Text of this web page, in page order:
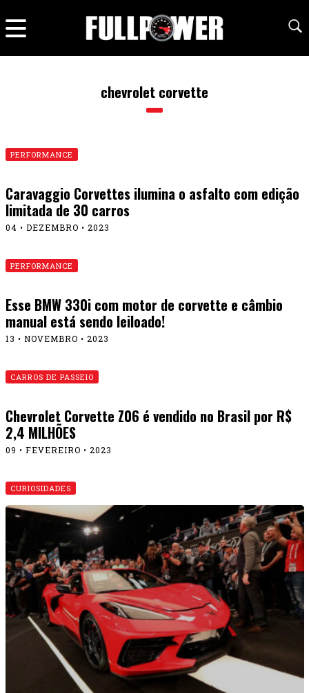
chevrolet corvette
PERFORMANCE
Caravaggio Corvettes ilumina o asfalto com edição
limitada de 30 carros
04 • DEZEMBRO • 2023
PERFORMANCE
Esse BMW 330i com motor de corvette e câmbio
manual está sendo leiloado!
13 • NOVEMBRO • 2023
CARROS DE PASSEIO
Chevrolet Corvette Z06 é vendido no Brasil por R$
2,4 MILHÕES
09 • FEVEREIRO • 2023
CURIOSIDADES